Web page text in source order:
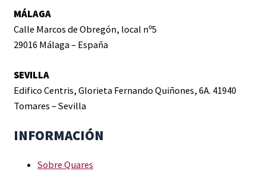
MÁLAGA
Calle Marcos de Obregón, local nº5
29016 Málaga – España
SEVILLA
Edifico Centris, Glorieta Fernando Quiñones, 6A. 41940
Tomares – Sevilla
INFORMACIÓN
Sobre Quares